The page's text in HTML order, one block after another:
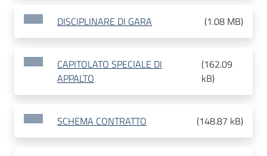
DISCIPLINARE DI GARA (1.08 MB)
CAPITOLATO SPECIALE DI
APPALTO
(162.09
kB)
SCHEMA CONTRATTO (148.87 kB)